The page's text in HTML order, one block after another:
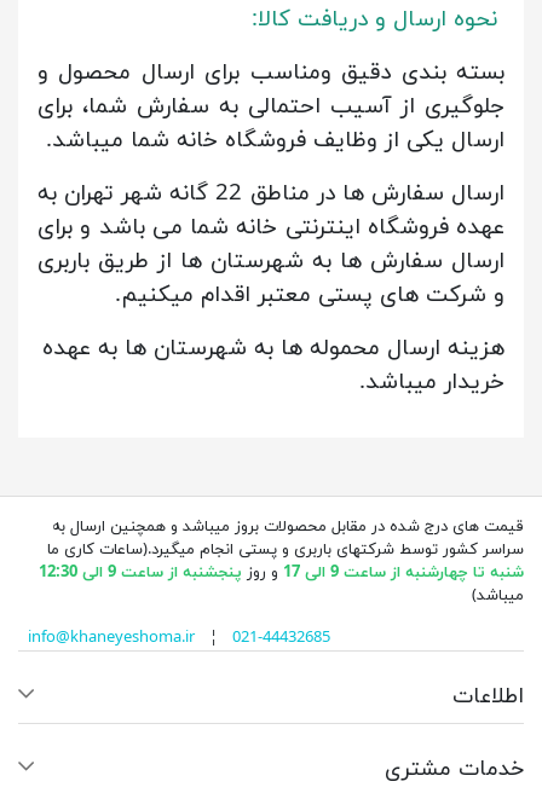
نحوه ارسال و دریافت کالا:
بسته بندی دقیق ومناسب برای ارسال محصول و
جلوگیری از آسیب احتمالی به سفارش شما، برای
ارسال یکی از وظایف فروشگاه خانه شما میباشد.
ارسال سفارش ها در مناطق 22 گانه شهر تهران به
عهده فروشگاه اینترنتی خانه شما می باشد و برای
ارسال سفارش ها به شهرستان ها از طریق باربری
و شرکت های پستی معتبر اقدام میکنیم.
هزینه ارسال محموله ها به شهرستان ها به عهده
خریدار میباشد.
قیمت های درج شده در مقابل محصولات بروز میباشد و همچنین ارسال به
سراسر کشور توسط شرکتهای باربری و پستی انجام میگیرد.(ساعات کاری ما
شنبه تا چهارشنبه از ساعت 9 الی 17
و روز پنجشنبه از ساعت 9 الی 12:30
میباشد)
info@khaneyeshoma.ir¦ 021-44432685
اطلاعات
خدمات مشتری